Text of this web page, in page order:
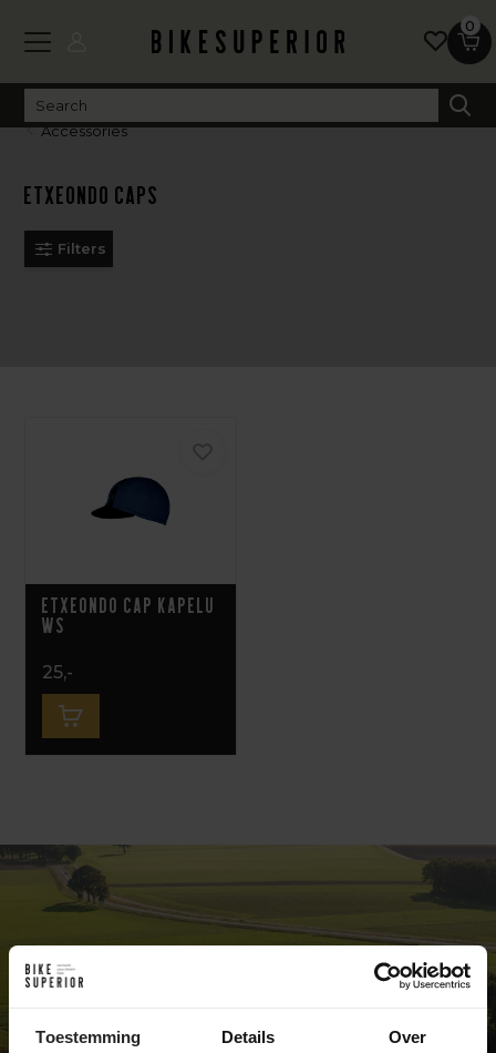
Toestemming Details Over
0
Accessories
Etxeondo Caps
Filters
Etxeondo Cap Kapelu
Ws
25,-
Exclusive bike shop
we're pretty proud of that. We sell